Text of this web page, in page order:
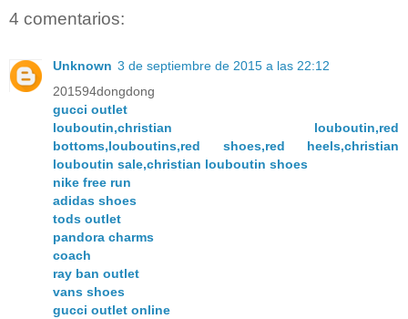
4 comentarios:
Unknown 3 de septiembre de 2015 a las 22:12
201594dongdong
gucci outlet
louboutin,christian louboutin,red
bottoms,louboutins,red shoes,red heels,christian
louboutin sale,christian louboutin shoes
nike free run
adidas shoes
tods outlet
pandora charms
coach
ray ban outlet
vans shoes
gucci outlet online